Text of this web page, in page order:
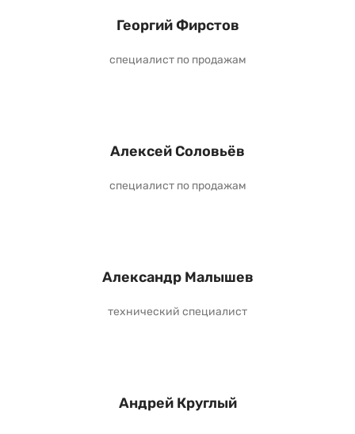
Георгий Фирстов
специалист по продажам
Алексей Соловьёв
специалист по продажам
Александр Малышев
технический специалист
Андрей Круглый